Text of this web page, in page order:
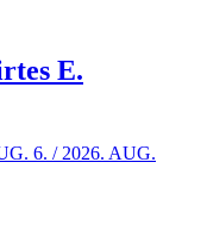
E.
6. / 2026. AUG.